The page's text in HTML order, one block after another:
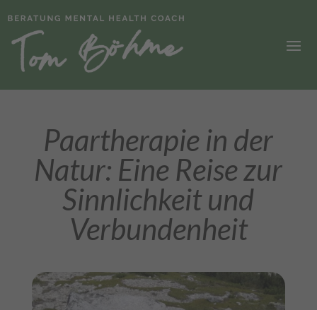
Paartherapie in der
Natur: Eine Reise zur
Sinnlichkeit und
Verbundenheit